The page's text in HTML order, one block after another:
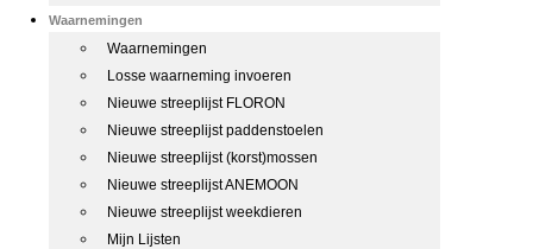
Waarnemingen
Waarnemingen
Losse waarneming invoeren
Nieuwe streeplijst FLORON
Nieuwe streeplijst paddenstoelen
Nieuwe streeplijst (korst)mossen
Nieuwe streeplijst ANEMOON
Nieuwe streeplijst weekdieren
Mijn Lijsten